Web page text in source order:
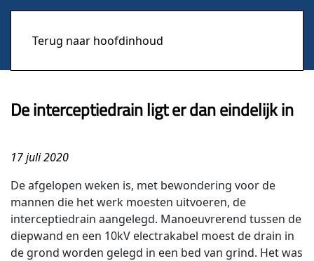
Terug naar hoofdinhoud
De interceptiedrain ligt er dan eindelijk in
17 juli 2020
De afgelopen weken is, met bewondering voor de
mannen die het werk moesten uitvoeren, de
interceptiedrain aangelegd. Manoeuvrerend tussen de
diepwand en een 10kV electrakabel moest de drain in
de grond worden gelegd in een bed van grind. Het was